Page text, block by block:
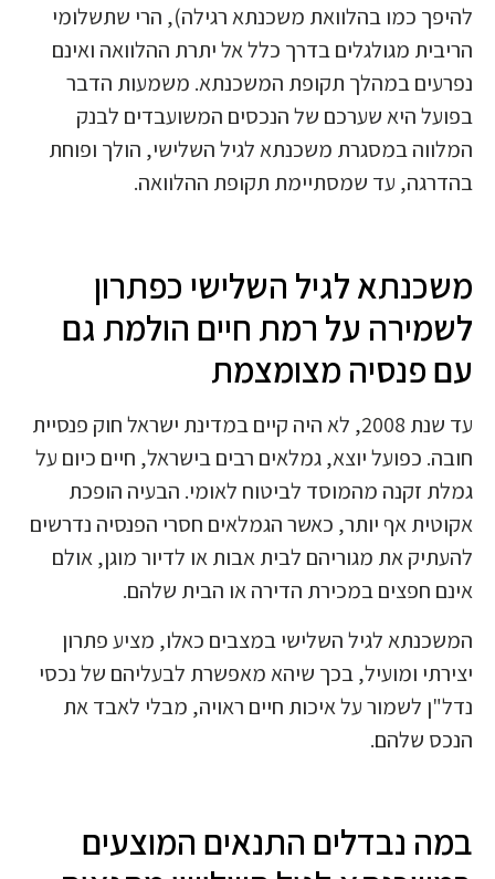
להיפך כמו בהלוואת משכנתא רגילה), הרי שתשלומי
הריבית מגולגלים בדרך כלל אל יתרת ההלוואה ואינם
נפרעים במהלך תקופת המשכנתא. משמעות הדבר
בפועל היא שערכם של הנכסים המשועבדים לבנק
המלווה במסגרת משכנתא לגיל השלישי, הולך ופוחת
בהדרגה, עד שמסתיימת תקופת ההלוואה.
משכנתא לגיל השלישי כפתרון
לשמירה על רמת חיים הולמת גם
עם פנסיה מצומצמת
עד שנת 2008, לא היה קיים במדינת ישראל חוק פנסיית
חובה. כפועל יוצא, גמלאים רבים בישראל, חיים כיום על
גמלת זקנה מהמוסד לביטוח לאומי. הבעיה הופכת
אקוטית אף יותר, כאשר הגמלאים חסרי הפנסיה נדרשים
להעתיק את מגוריהם לבית אבות או לדיור מוגן, אולם
אינם חפצים במכירת הדירה או הבית שלהם.
המשכנתא לגיל השלישי במצבים כאלו, מציע פתרון
יצירתי ומועיל, בכך שיהא מאפשרת לבעליהם של נכסי
נדל"ן לשמור על איכות חיים ראויה, מבלי לאבד את
הנכס שלהם.
במה נבדלים התנאים המוצעים